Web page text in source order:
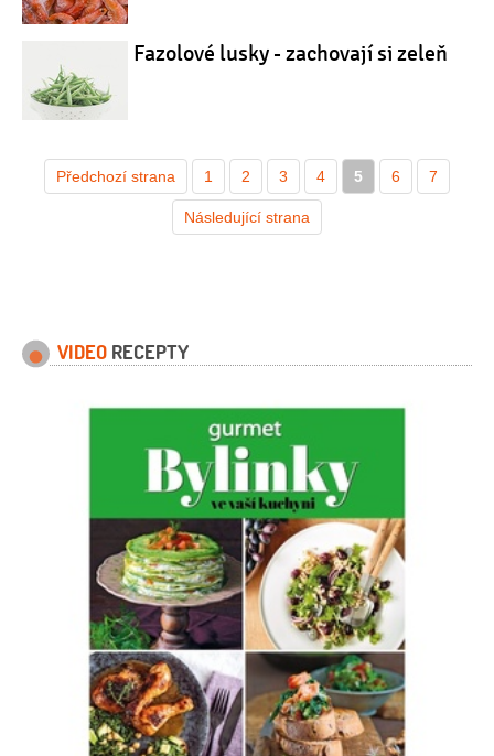
Fazolové lusky - zachovají si zeleň
Předchozí strana 1 2 3 4 5 6 7
Následující strana
VIDEO RECEPTY